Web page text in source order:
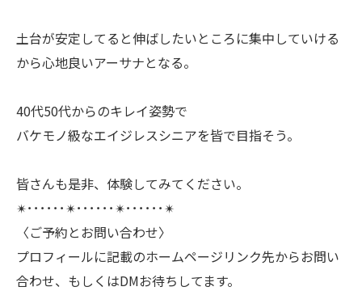
土台が安定してると伸ばしたいところに集中していける
から心地良いアーサナとなる。
40代50代からのキレイ姿勢で
バケモノ級なエイジレスシニアを皆で目指そう。
皆さんも是非、体験してみてください。
✴︎･･････✴︎･･････✴︎･･････✴︎
〈ご予約とお問い合わせ〉
プロフィールに記載のホームページリンク先からお問い
合わせ、もしくはDMお待ちしてます。